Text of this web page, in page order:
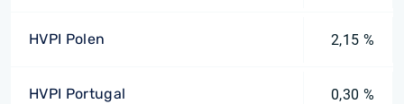
HVPI Polen 2,15 %
HVPI Portugal 0,30 %